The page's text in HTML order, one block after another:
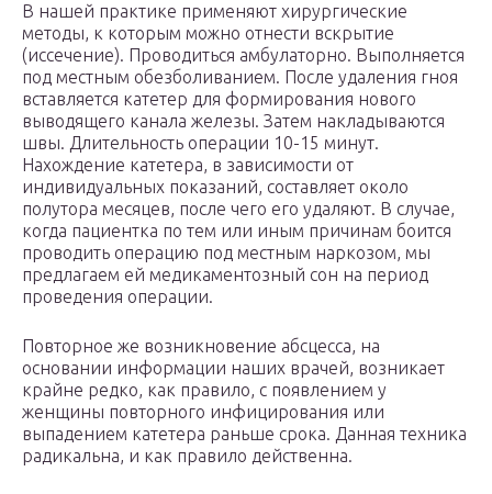
В нашей практике применяют хирургические
методы, к которым можно отнести вскрытие
(иссечение). Проводиться амбулаторно. Выполняется
под местным обезболиванием. После удаления гноя
вставляется катетер для формирования нового
выводящего канала железы. Затем накладываются
швы. Длительность операции 10-15 минут.
Нахождение катетера, в зависимости от
индивидуальных показаний, составляет около
полутора месяцев, после чего его удаляют. В случае,
когда пациентка по тем или иным причинам боится
проводить операцию под местным наркозом, мы
предлагаем ей медикаментозный сон на период
проведения операции.
Повторное же возникновение абсцесса, на
основании информации наших врачей, возникает
крайне редко, как правило, с появлением у
женщины повторного инфицирования или
выпадением катетера раньше срока. Данная техника
радикальна, и как правило действенна.